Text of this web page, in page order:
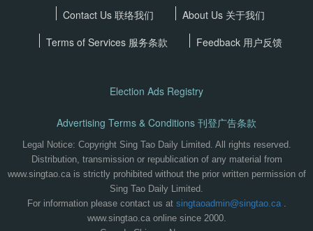
Contact Us 联络我们
About Us 关于我们
Terms of Services 服务条款 Feedback 用户反馈
Election Ads Registry
Advertising Terms & Conditions 刊登广告条款
Legal Notice: Copyright Sing Tao Daily Limited. All rights reserved.
Distribution, transmission or republication of any material from
www.singtao.ca is strictly prohibited without the prior written permission of
Sing Tao Daily Limited.
For information please contact us at singtaoadmin@singtao.ca.
www.singtao.ca online since 2000.